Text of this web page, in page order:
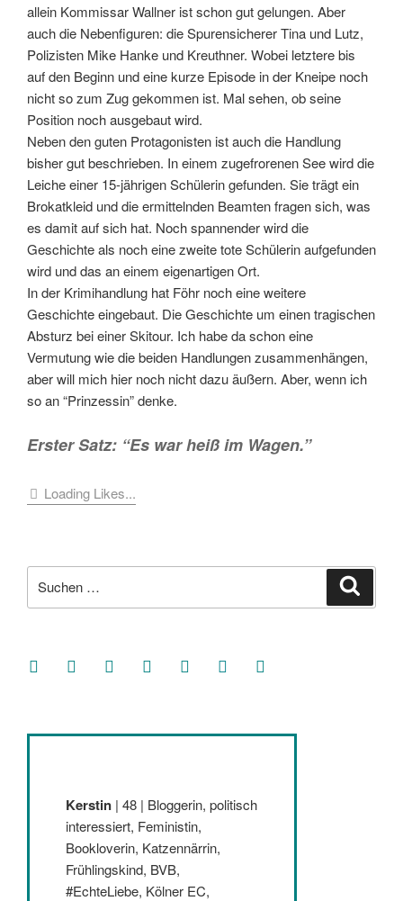
allein Kommissar Wallner ist schon gut gelungen. Aber
auch die Nebenfiguren: die Spurensicherer Tina und Lutz,
Polizisten Mike Hanke und Kreuthner. Wobei letztere bis
auf den Beginn und eine kurze Episode in der Kneipe noch
nicht so zum Zug gekommen ist. Mal sehen, ob seine
Position noch ausgebaut wird.
Neben den guten Protagonisten ist auch die Handlung
bisher gut beschrieben. In einem zugefrorenen See wird die
Leiche einer 15-jährigen Schülerin gefunden. Sie trägt ein
Brokatkleid und die ermittelnden Beamten fragen sich, was
es damit auf sich hat. Noch spannender wird die
Geschichte als noch eine zweite tote Schülerin aufgefunden
wird und das an einem eigenartigen Ort.
In der Krimihandlung hat Föhr noch eine weitere
Geschichte eingebaut. Die Geschichte um einen tragischen
Absturz bei einer Skitour. Ich habe da schon eine
Vermutung wie die beiden Handlungen zusammenhängen,
aber will mich hier noch nicht dazu äußern. Aber, wenn ich
so an “Prinzessin” denke.
Erster Satz: “Es war heiß im Wagen.”
Loading Likes...
nach:
facebooksoundcloud
twitter mastodoninstagramthreads goodreads
Kerstin | 48 | Bloggerin, politisch
interessiert, Feministin,
Bookloverin, Katzennärrin,
Frühlingskind, BVB,
#EchteLiebe, Kölner EC,